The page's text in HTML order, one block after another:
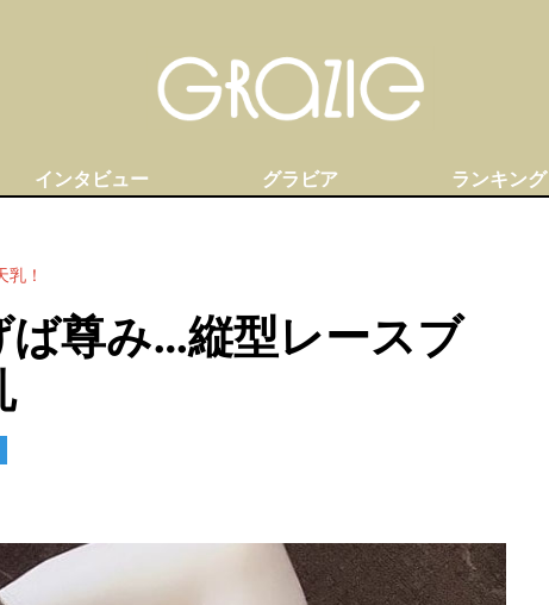
インタビュー グラビア ランキング
乳！
ば尊み…縦型レースブ